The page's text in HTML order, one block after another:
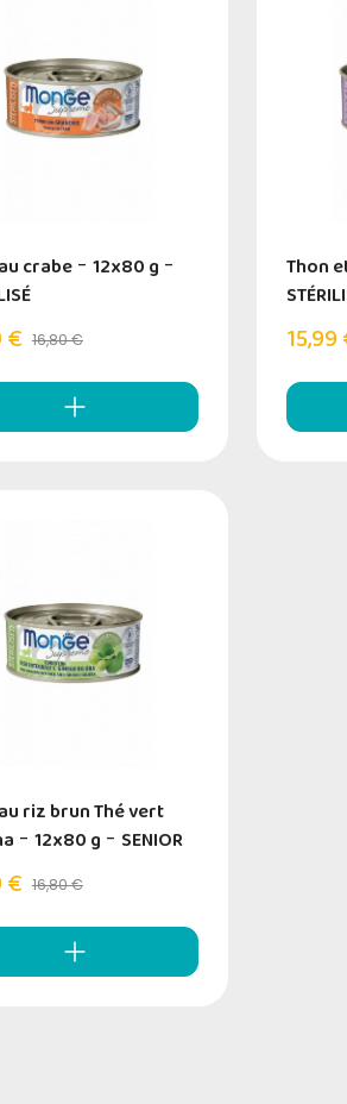
crabe - 12x80 g -
€ 16,80 €
Thon
15,99
riz brun Thé vert
- 12x80 g - SENIOR
€ 16,80 €